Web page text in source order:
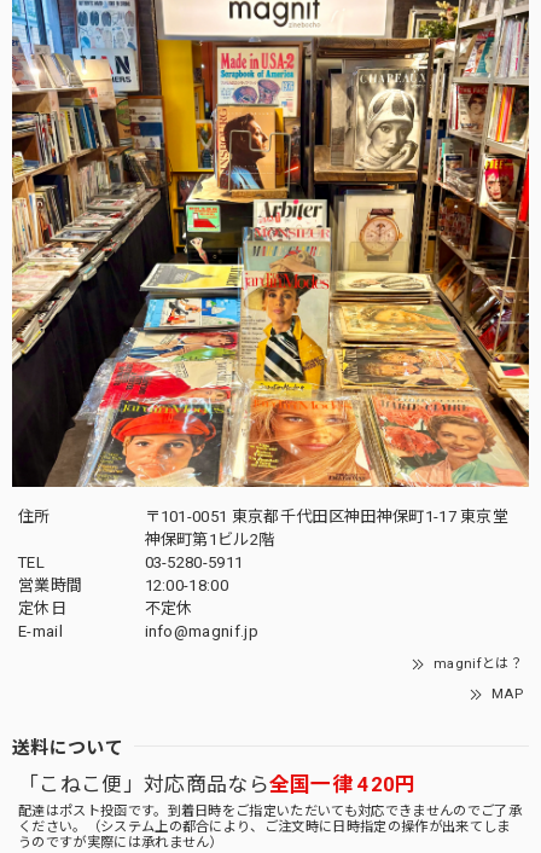
住所
〒101-0051 東京都千代田区神田神保町1-17 東京堂
神保町第1ビル2階
TEL
03-5280-5911
営業時間
12:00-18:00
定休日
不定休
E-mail
info@magnif.jp
magnifとは？
MAP
送料について
「こねこ便」対応商品なら全国一律 420円
配達はポスト投函です。到着日時をご指定いただいても対応できませんのでご了承
ください。（システム上の都合により、ご注文時に日時指定の操作が出来てしま
うのですが実際には承れません）